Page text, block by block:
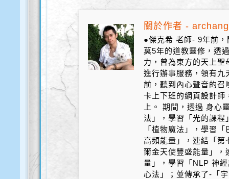
關於作者 -
●傑克希 老師- 9年前
莫5年的道教靈修，透
力，曾為東方的天上
進行辦事服務，領有
前，聽到內心聲音的召
卡上下班的網頁設計師
上。 期間，透過 身心
法」，學習「光的課程
「植物魔法」，學習
高頻能量」，連結「第
爾金天使豐盛能量」，
量」，學習「NLP 神
心法」；並傳承了-「